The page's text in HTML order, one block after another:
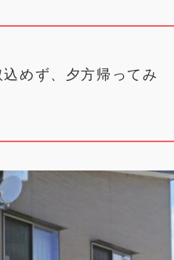
めず、夕方帰ってみ